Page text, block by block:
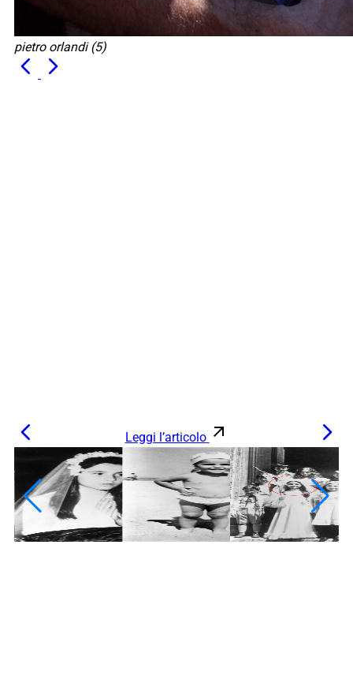
pietro orlandi (5)
Leggi l’articolo